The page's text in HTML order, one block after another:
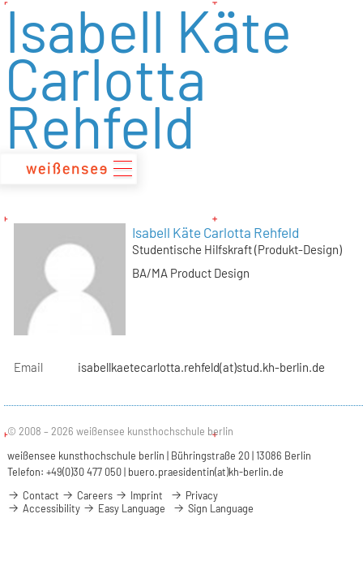
zum
Inhalt
Isabell Käte
Carlotta
Rehfeld
Isabell Käte Carlotta Rehfeld
Studentische Hilfskraft (Produkt-Design)
BA/MA Product Design
Email isabellkaetecarlotta.rehfeld(at)stud.kh-berlin.de
© 2008 – 2026 weißensee kunsthochschule berlin
weißensee kunsthochschule berlin | Bühringstraße 20 | 13086 Berlin
Telefon: +49(0)30 477 050 | buero.praesidentin(at)kh-berlin.de
Contact
Careers Imprint
Privacy
Accessibility
Easy Language Sign Language